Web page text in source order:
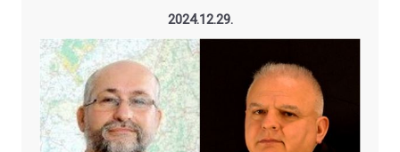
2024.12.29.